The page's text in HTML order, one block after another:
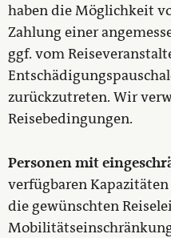
haben die Möglichkeit
Zahlung einer
ggf. vom
zurückzutreten. Wir
Reisebedingungen.
Personen mit
verfügbaren
die gewünschten